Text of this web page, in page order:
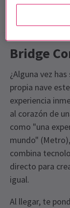
Información
Bridge
¿Alguna vez
propia nave
experiencia
al corazón de
como "una
mundo"
combina
directo para
igual.
Al llegar, te